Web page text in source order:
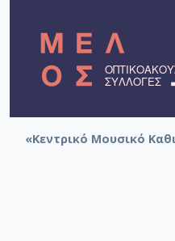
«Κεντρικό Μουσικό